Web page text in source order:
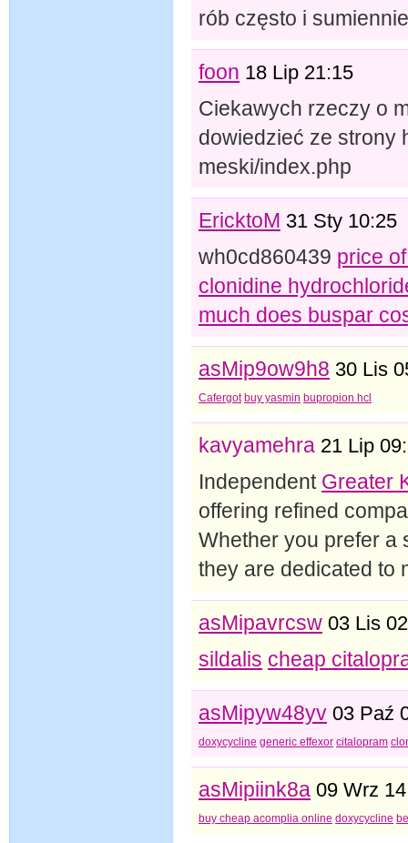
rób często i sumiennie
foon 18 Lip 21:15
Ciekawych rzeczy o
dowiedzieć ze strony
meski/index.php
EricktoM 31 Sty 10:25
wh0cd860439 price
clonidine
much does buspar
asMip9ow9h8 30 Lis
Cafergot buy yasmin bupropion hcl
kavyamehra 21 Lip
Independent Greater
offering refined
Whether you prefer a
they are dedicated to
asMipavrcsw 03 Lis
sildalis cheap
asMipyw48yv 03 Paź
doxycycline generic effexor citalopram
asMipiink8a 09 Wrz
buy cheap acomplia online doxycycline